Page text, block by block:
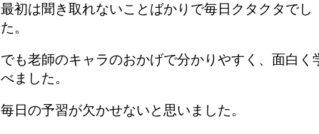
最初は聞き取れないことばかりで毎日クタクタでし
た。
でも老師のキャラのおかげで分かりやすく、面白く
べました。
毎日の予習が欠かせないと思いました。